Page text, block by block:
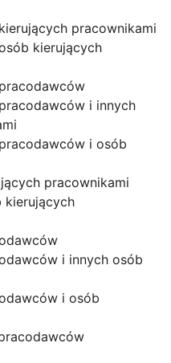
pracownikami
kierujących
i innych
i osób
pracownikami
kierujących
i innych osób
i osób